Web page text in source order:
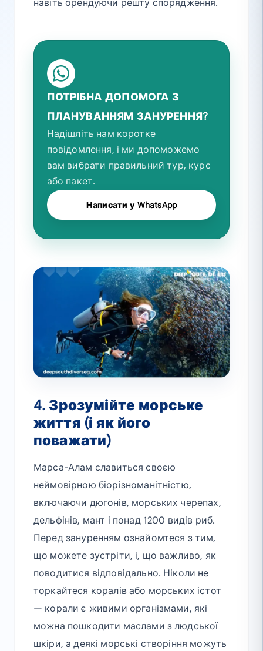
навіть орендуючи решту спорядження.
ПОТРІБНА ДОПОМОГА З
ПЛАНУВАННЯМ ЗАНУРЕННЯ?
Надішліть нам коротке
повідомлення, і ми допоможемо
вам вибрати правильний тур, курс
або пакет.
Написати у WhatsApp
4. Зрозумійте морське
життя (і як його
поважати)
Марса-Алам славиться своєю
неймовірною біорізноманітністю,
включаючи дюгонів, морських черепах,
дельфінів, мант і понад 1200 видів риб.
Перед зануренням ознайомтеся з тим,
що можете зустріти, і, що важливо, як
поводитися відповідально. Ніколи не
торкайтеся коралів або морських істот
— корали є живими організмами, які
можна пошкодити маслами з людської
шкіри, а деякі морські створіння можуть